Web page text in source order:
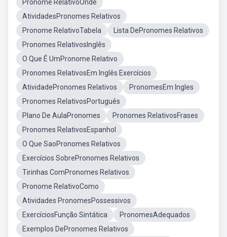
Pronome RelativoOnde
AtividadesPronomes Relativos
Pronome RelativoTabela
Lista DePronomes Relativos
Pronomes RelativosInglês
O Que É UmPronome Relativo
Pronomes RelativosEm Inglês Exercícios
AtividadePronomes Relativos
PronomesEm Ingles
Pronomes RelativosPortuguês
Plano De AulaPronomes
Pronomes RelativosFrases
Pronomes RelativosEspanhol
O Que SaoPronomes Relativos
Exercícios SobrePronomes Relativos
Tirinhas ComPronomes Relativos
Pronome RelativoComo
Atividades PronomesPossessivos
ExercíciosFunção Sintática
PronomesAdequados
Exemplos DePronomes Relativos